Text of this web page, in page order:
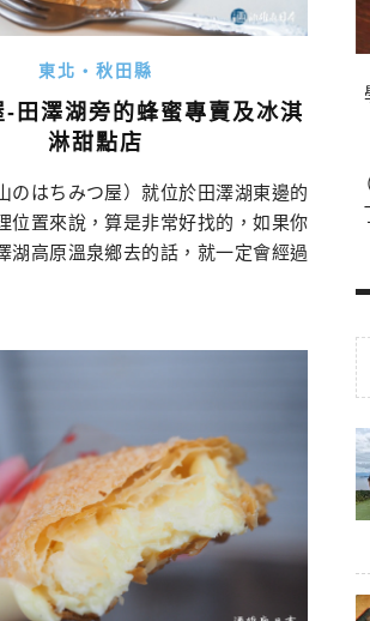
東北・秋田縣
-田澤湖旁的蜂蜜專賣及冰淇
淋甜點店
のはちみつ屋）就位於田澤湖東邊的
位置來說，算是非常好找的，如果你
湖高原溫泉鄉去的話，就一定會經過
蜂蜜專賣店共分成兩個區，一邊是可
以蛋糕卷跟泡芙為主，我個人覺得口
值得經過時停下來 […]…